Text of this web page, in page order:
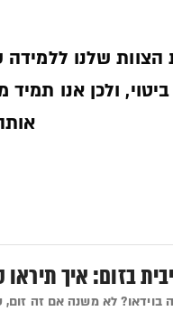
הצוות שלנו
ולכן אנו
בזום: איך תיראו
בוידאו? לא משנה אם זה